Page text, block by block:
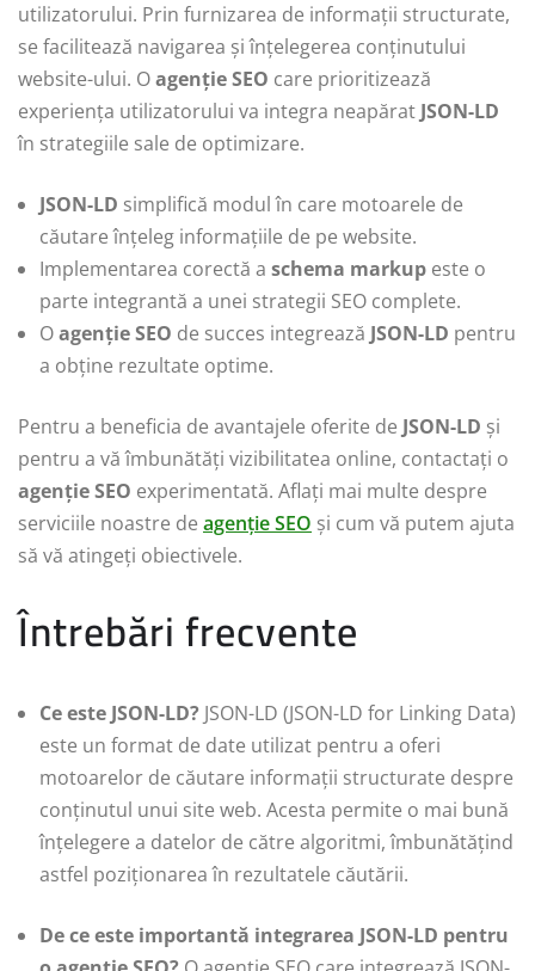
utilizatorului. Prin furnizarea de informații structurate,
se facilitează navigarea și înțelegerea conținutului
website-ului. Oagenție SEO care prioritizează
experiența utilizatorului va integra neapărat JSON-LD
în strategiile sale de optimizare.
JSON-LD simplifică modul în care motoarele de
căutare înțeleg informațiile de pe website.
Implementarea corectă a schema markup este o
parte integrantă a unei strategii SEO complete.
Oagenție SEO de succes integrează JSON-LD pentru
a obține rezultate optime.
Pentru a beneficia de avantajele oferite de JSON-LD și
pentru a vă îmbunătăți vizibilitatea online, contactați o
agenție SEO experimentată. Aflați mai multe despre
serviciile noastre de agenție SEO și cum vă putem ajuta
să vă atingeți obiectivele.
Întrebări frecvente
Ce este JSON-LD? JSON-LD (JSON-LD for Linking Data)
este un format de date utilizat pentru a oferi
motoarelor de căutare informații structurate despre
conținutul unui site web. Acesta permite o mai bună
înțelegere a datelor de către algoritmi, îmbunătățind
astfel poziționarea în rezultatele căutării.
De ce este importantă integrarea JSON-LD pentru